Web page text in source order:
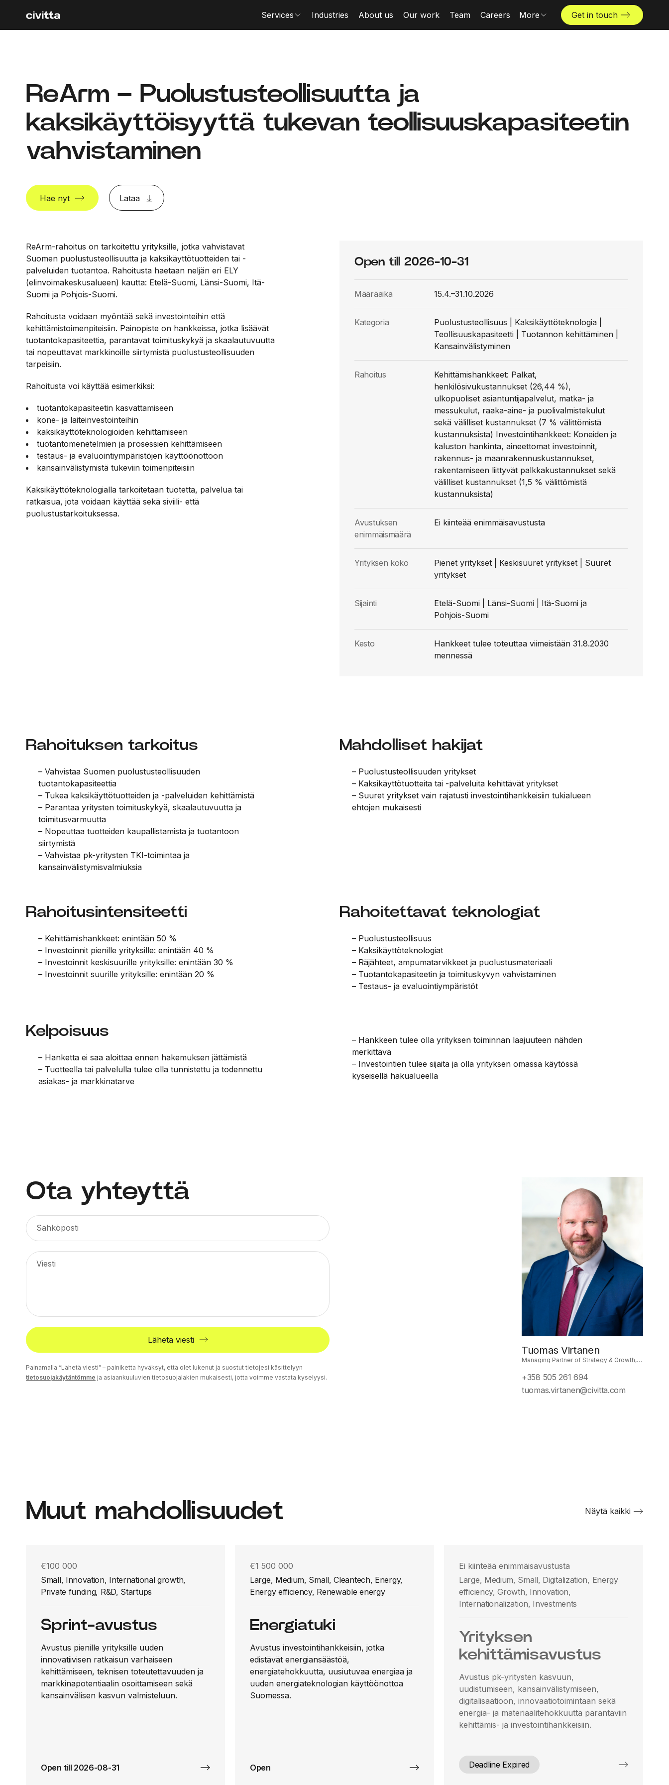
Services Industries About us Our work Team Careers More Get in touch
Locations
ReArm – Puolustusteollisuutta ja
kaksikäyttöisyyttä tukevan teollisuuskapasiteetin
vahvistaminen
Hae nyt Lataa
ReArm-rahoitus on tarkoitettu yrityksille, jotka vahvistavat
Suomen puolustusteollisuutta ja kaksikäyttötuotteiden tai -
palveluiden tuotantoa. Rahoitusta haetaan neljän eri ELY
(elinvoimakeskusalueen) kautta: Etelä-Suomi, Länsi-Suomi, Itä-
Suomi ja Pohjois-Suomi.
Rahoitusta voidaan myöntää sekä investointeihin että
kehittämistoimenpiteisiin. Painopiste on hankkeissa, jotka lisäävät
tuotantokapasiteettia, parantavat toimituskykyä ja skaalautuvuutta
tai nopeuttavat markkinoille siirtymistä puolustusteollisuuden
tarpeisiin.
Rahoitusta voi käyttää esimerkiksi:
tuotantokapasiteetin kasvattamiseen
kone- ja laiteinvestointeihin
kaksikäyttöteknologioiden kehittämiseen
tuotantomenetelmien ja prosessien kehittämiseen
testaus- ja evaluointiympäristöjen käyttöönottoon
kansainvälistymistä tukeviin toimenpiteisiin
Kaksikäyttöteknologialla tarkoitetaan tuotetta, palvelua tai
ratkaisua, jota voidaan käyttää sekä siviili- että
puolustustarkoituksessa.
Open till 2026-10-31
Määräaika 15.4.–31.10.2026
Kategoria
Puolustusteollisuus | Kaksikäyttöteknologia |
Teollisuuskapasiteetti | Tuotannon kehittäminen |
Kansainvälistyminen
Rahoitus
Kehittämishankkeet: Palkat,
henkilösivukustannukset (26,44 %),
ulkopuoliset asiantuntijapalvelut, matka- ja
messukulut, raaka-aine- ja puolivalmistekulut
sekä välilliset kustannukset (7 % välittömistä
kustannuksista) Investointihankkeet: Koneiden ja
kaluston hankinta, aineettomat investoinnit,
rakennus- ja maanrakennuskustannukset,
rakentamiseen liittyvät palkkakustannukset sekä
välilliset kustannukset (1,5 % välittömistä
kustannuksista)
Avustuksen
enimmäismäärä
Ei kiinteää enimmäisavustusta
Yrityksen koko
Pienet yritykset | Keskisuuret yritykset | Suuret
yritykset
Sijainti
Etelä-Suomi | Länsi-Suomi | Itä-Suomi ja
Pohjois-Suomi
Kesto
Hankkeet tulee toteuttaa viimeistään 31.8.2030
mennessä
Rahoituksen tarkoitus
– Vahvistaa Suomen puolustusteollisuuden
tuotantokapasiteettia
– Tukea kaksikäyttötuotteiden ja -palveluiden kehittämistä
– Parantaa yritysten toimituskykyä, skaalautuvuutta ja
toimitusvarmuutta
– Nopeuttaa tuotteiden kaupallistamista ja tuotantoon
siirtymistä
– Vahvistaa pk-yritysten TKI-toimintaa ja
kansainvälistymisvalmiuksia
Mahdolliset hakijat
– Puolustusteollisuuden yritykset
– Kaksikäyttötuotteita tai -palveluita kehittävät yritykset
– Suuret yritykset vain rajatusti investointihankkeisiin tukialueen
ehtojen mukaisesti
Rahoitusintensiteetti
– Kehittämishankkeet: enintään 50 %
– Investoinnit pienille yrityksille: enintään 40 %
– Investoinnit keskisuurille yrityksille: enintään 30 %
– Investoinnit suurille yrityksille: enintään 20 %
Rahoitettavat teknologiat
– Puolustusteollisuus
– Kaksikäyttöteknologiat
– Räjähteet, ampumatarvikkeet ja puolustusmateriaali
– Tuotantokapasiteetin ja toimituskyvyn vahvistaminen
– Testaus- ja evaluointiympäristöt
Kelpoisuus
– Hanketta ei saa aloittaa ennen hakemuksen jättämistä
– Tuotteella tai palvelulla tulee olla tunnistettu ja todennettu
asiakas- ja markkinatarve
– Hankkeen tulee olla yrityksen toiminnan laajuuteen nähden
merkittävä
– Investointien tulee sijaita ja olla yrityksen omassa käytössä
kyseisellä hakualueella
Ota yhteyttä
Sähköposti
Viesti
Lähetä viesti
Painamalla “Lähetä viesti” – painiketta hyväksyt, että olet lukenut ja suostut tietojesi käsittelyyn
tietosuojakäytäntömme ja asiaankuuluvien tietosuojalakien mukaisesti, jotta voimme vastata kyselyysi.
Tuomas Virtanen
Managing Partner of Strategy & Growth,
+358 505 261 694
tuomas.virtanen@civitta.com
Muut mahdollisuudet Näytä kaikki
€100 000
Small, Innovation, International growth,
Private funding, R&D, Startups
Sprint-avustus
Avustus pienille yrityksille uuden
innovatiivisen ratkaisun varhaiseen
kehittämiseen, teknisen toteutettavuuden ja
markkinapotentiaalin osoittamiseen sekä
kansainvälisen kasvun valmisteluun.
Open till 2026-08-31
€1 500 000
Large, Medium, Small, Cleantech, Energy,
Energy efficiency, Renewable energy
Energiatuki
Avustus investointihankkeisiin, jotka
edistävät energiansäästöä,
energiatehokkuutta, uusiutuvaa energiaa ja
uuden energiateknologian käyttöönottoa
Suomessa.
Open
Ei kiinteää enimmäisavustusta
Large, Medium, Small, Digitalization, Energy
efficiency, Growth, Innovation,
Internationalization, Investments
Yrityksen
kehittämisavustus
Avustus pk-yritysten kasvuun,
uudistumiseen, kansainvälistymiseen,
digitalisaatioon, innovaatiotoimintaan sekä
energia- ja materiaalitehokkuutta parantaviin
kehittämis- ja investointihankkeisiin.
Deadline Expired